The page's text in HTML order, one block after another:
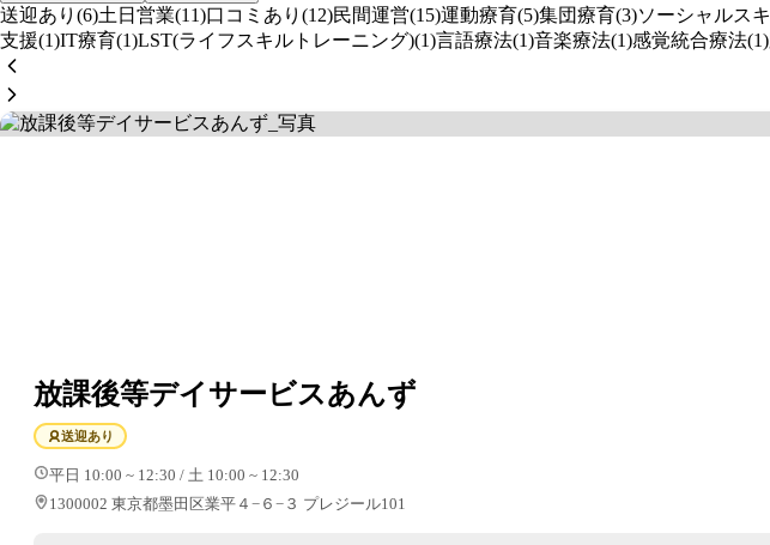
送迎あり(6)土日営業(11)口コミあり(12)民間運営(15)運動療育(5)集団療育(3)ソーシャルス
支援(1)IT療育(1)LST(ライフスキルトレーニング)(1)言語療法(1)音楽療法(1)感覚統合療法(1)
放課後等デイサービスあんず
送迎あり
平日 10:00 ~ 12:30 / 土 10:00 ~ 12:30
1300002 東京都墨田区業平４−６−３ プレジール101